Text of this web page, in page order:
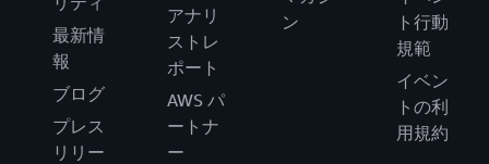
最新情
報
ブログ
プレス
リリー
アナリ
ストレ
ポート
AWS パ
ートナ
ー
ン
ト行動
規範
イベン
トの利
用規約